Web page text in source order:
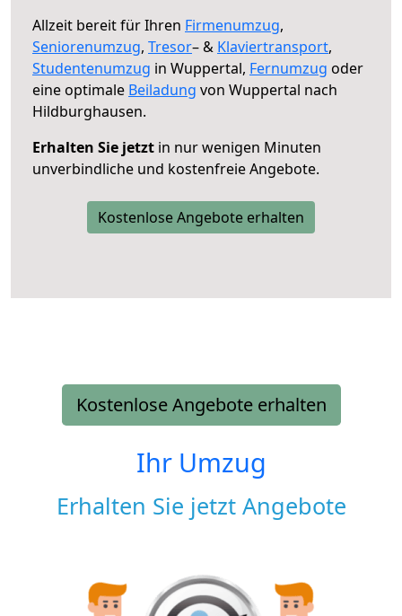
Allzeit bereit für Ihren Firmenumzug,
Seniorenumzug, Tresor– & Klaviertransport,
Studentenumzug in Wuppertal, Fernumzug oder
eine optimale Beiladung von Wuppertal nach
Hildburghausen.
Erhalten Sie jetzt in nur wenigen Minuten
unverbindliche und kostenfreie Angebote.
Kostenlose Angebote erhalten
Kostenlose Angebote erhalten
Ihr Umzug
Erhalten Sie jetzt Angebote